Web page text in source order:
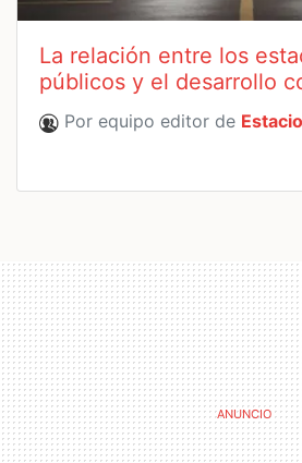
La relación entre los
públicos y el desarrollo
Por equipo editor de